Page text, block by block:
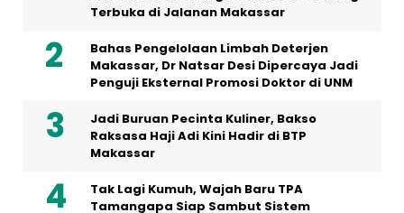
Terbuka di Jalanan Makassar
Bahas Pengelolaan Limbah Deterjen
Makassar, Dr Natsar Desi Dipercaya Jadi
Penguji Eksternal Promosi Doktor di UNM
Jadi Buruan Pecinta Kuliner, Bakso
Raksasa Haji Adi Kini Hadir di BTP
Makassar
Tak Lagi Kumuh, Wajah Baru TPA
Tamangapa Siap Sambut Sistem